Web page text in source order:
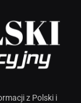
z Polski i